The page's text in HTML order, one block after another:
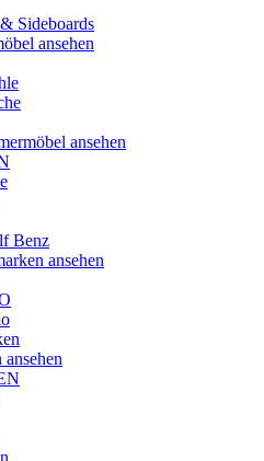
Sideboards
ansehen
ansehen
Benz
ansehen